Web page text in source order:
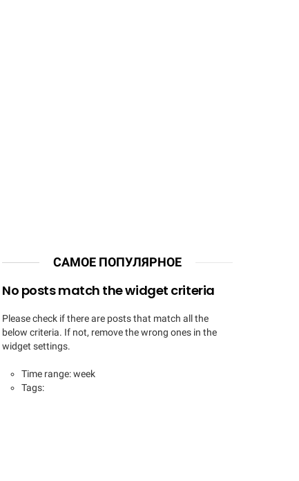
САМОЕ ПОПУЛЯРНОЕ
No posts match the widget criteria
Please check if there are posts that match all the
below criteria. If not, remove the wrong ones in the
widget settings.
Time range: week
Tags: